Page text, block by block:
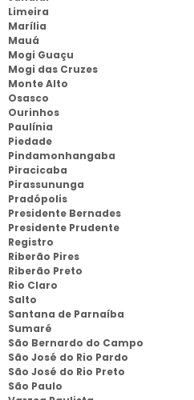
Limeira
Marília
Mauá
Mogi Guaçu
Mogi das Cruzes
Monte Alto
Osasco
Ourinhos
Paulínia
Piedade
Pindamonhangaba
Piracicaba
Pirassununga
Pradópolis
Presidente Bernades
Presidente Prudente
Registro
Riberão Pires
Riberão Preto
Rio Claro
Salto
Santana de Parnaíba
Sumaré
São Bernardo do Campo
São José do Rio Pardo
São José do Rio Preto
São Paulo